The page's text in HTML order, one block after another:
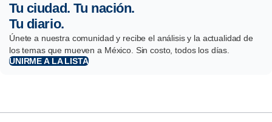
Tu ciudad. Tu nación.
Tu diario.
Únete a nuestra comunidad y recibe el análisis y la actualidad de
los temas que mueven a México. Sin costo, todos los días.
UNIRME A LA LISTA